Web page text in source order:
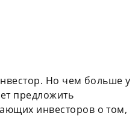
Но чем больше у
предложить
инвесторов о том,